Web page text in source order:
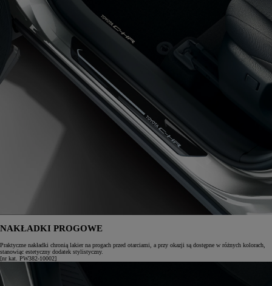
NAKŁADKI PROGOWE
Praktyczne nakładki chronią lakier na progach przed otarciami, a przy okazji są dostępne w różnych kolorach,
stanowiąc estetyczny dodatek stylistyczny.
[nr kat. PW382-10002]